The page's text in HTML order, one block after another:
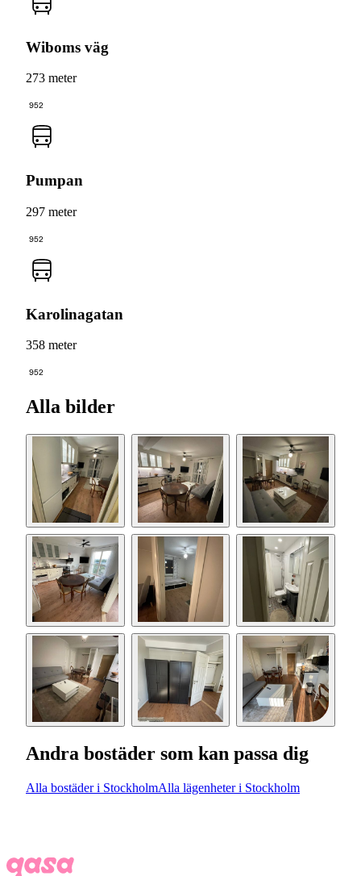
Wiboms väg
273 meter
952
Pumpan
297 meter
952
Karolinagatan
358 meter
952
Alla bilder
Andra bostäder som kan passa dig
Alla bostäder i StockholmAlla lägenheter i Stockholm